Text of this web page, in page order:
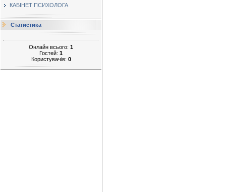
КАБІНЕТ ПСИХОЛОГА
Статистика
Онлайн всього: 1
Гостей: 1
Користувачів: 0